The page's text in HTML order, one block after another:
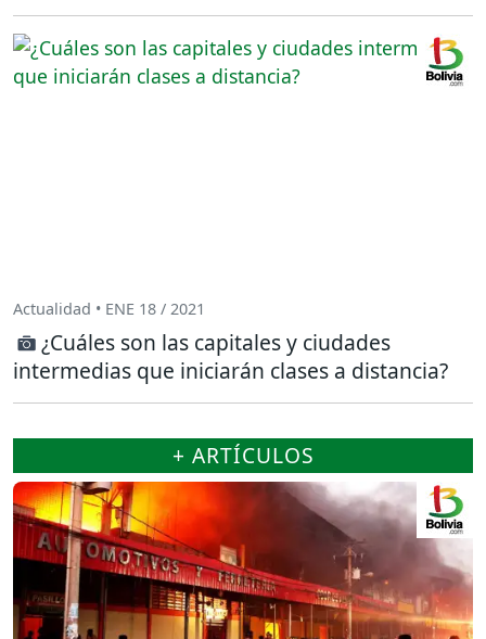
Actualidad • ENE 18 / 2021
¿Cuáles son las capitales y ciudades
intermedias que iniciarán clases a distancia?
+ ARTÍCULOS